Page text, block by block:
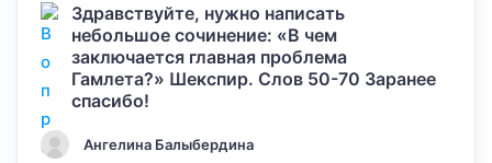
Здравствуйте, нужно написать
небольшое сочинение: «В чем
заключается главная проблема
Гамлета?» Шекспир. Слов 50-70 Заранее
спасибо!
Ангелина Балыбердина